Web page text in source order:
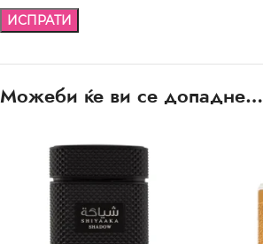
Можеби ќе ви се допадне…